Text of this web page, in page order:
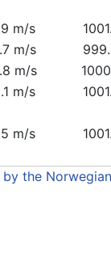
m/s
m/s
m/s
m/s
m/s
the